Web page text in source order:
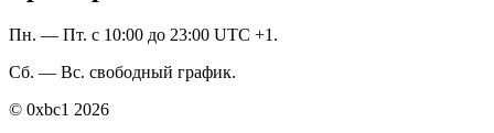
Пн. — Пт. с 10:00 до 23:00 UTC +1.
Сб. — Вс. свободный график.
© 0xbc1 2026